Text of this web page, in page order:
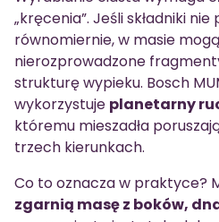
„kręcenia”. Jeśli składniki nie
równomiernie, w masie
nierozprowadzone
strukturę wypieku. Bosch
wykorzystuje planetarny
któremu mieszadła
trzech kierunkach.
Co to oznacza w praktyce?
zgarnią masę z boków,